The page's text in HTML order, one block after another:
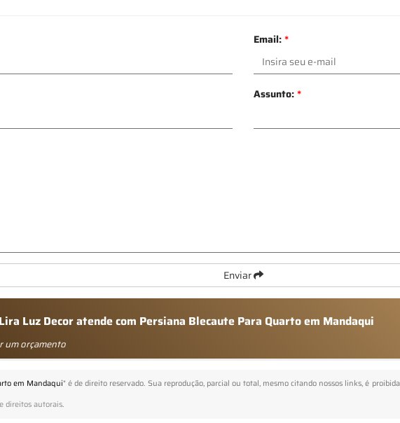
Email:*
Assunto:*
Enviar
Luz Decor atende com Persiana Blecaute Para Quarto em Mandaqui
um orçamento
em Mandaqui" é de direito reservado. Sua reprodução, parcial ou total, mesmo citando nossos links, é
direitos autorais.